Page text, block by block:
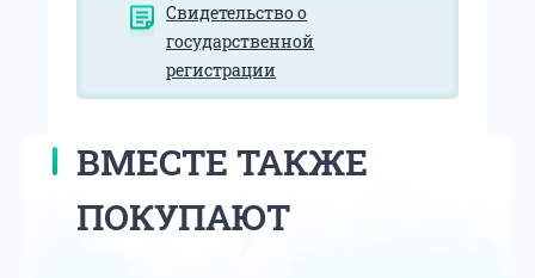
Свидетельство о
государственной
регистрации
ВМЕСТЕ ТАКЖЕ
ПОКУПАЮТ